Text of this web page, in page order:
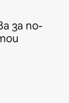
за по-